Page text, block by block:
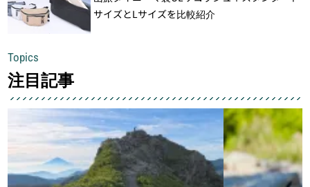
サイズとLサイズを比較紹介
Topics
注目記事